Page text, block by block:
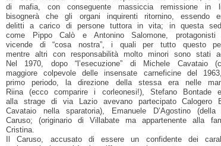
di mafia, con conseguente massiccia remissione
bisognerà che gli organi inquirenti ritornino, essendo
delitti a carico di persone tuttora in vita; in questa
come Pippo Calò e Antonino Salomone,
vicende di “cosa nostra”, i quali per tutto questo
mentre altri con responsabilità molto minori sono stati
Nel 1970, dopo “l’esecuzione” di Michele
maggiore colpevole delle insensate carneficine del
primo periodo, la direzione della stessa era nelle
Riina (ecco comparire i corleonesi!), Stefano
alla strage di via Lazio avevano partecipato Calogero
Cavataio nella sparatoria), Emanuele D’Agostino
Caruso; (originario di Villabate ma appartenente alla
Cristina.
Il Caruso, accusato di essere un confidente dei